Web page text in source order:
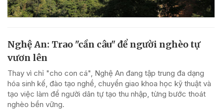
Nghệ An: Trao "cần câu" để người nghèo tự
vươn lên
Thay vì chỉ "cho con cá", Nghệ An đang tập trung đa dạng
hóa sinh kế, đào tạo nghề, chuyển giao khoa học kỹ thuật và
tạo việc làm để người dân tự tạo thu nhập, từng bước thoát
nghèo bền vững.